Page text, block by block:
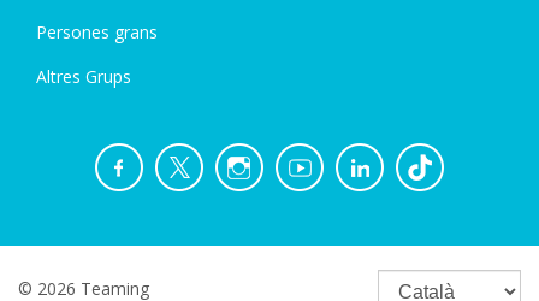
Persones grans
Altres Grups
© 2026 Teaming